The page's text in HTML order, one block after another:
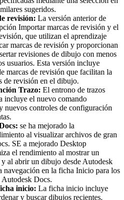
sugeridos.
revisión: La versión anterior de
Importar marcas de revisión y el
que utilizan el aprendizaje
marcas de revisión y proporcionan
revisiones de dibujo con menos
usuarios. Esta versión incluye
marcas de revisión que facilitan la
de revisión en el dibujo.
Trazo: El entrono de trazos
incluye el nuevo comando
controles de configuración
se ha mejorado la
al visualizar archivos de gran
SE a mejorado Desktop
el rendimiento al mostrar un
al abrir un dibujo desde Autodesk
navegación en la ficha Inicio para los
Autodesk Docs.
inicio: La ficha inicio incluye
y buscar dibujos recientes.